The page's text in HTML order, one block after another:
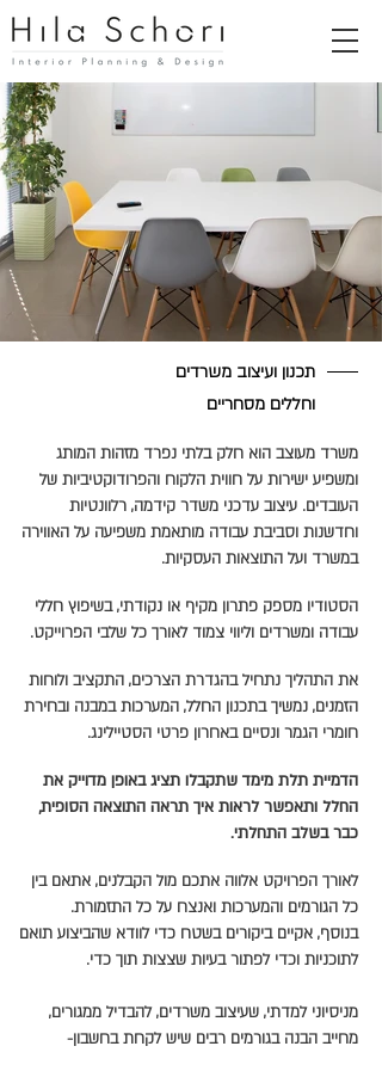
תכנון ועיצוב משרדים
וחללים מסחריים
משרד מעוצב הוא חלק בלתי נפרד מזהות המותג
ומשפיע ישירות על חווית הלקוח והפרודוקטיביות של
העובדים. עיצוב עדכני משדר קידמה, רלוונטיות
וחדשנות וסביבת עבודה מותאמת משפיעה על האווירה
במשרד ועל התוצאות העסקיות.
הסטודיו מספק פתרון מקיף או נקודתי, בשיפוץ חללי
עבודה ומשרדים וליווי צמוד לאורך כל שלבי הפרוייקט.
את התהליך נתחיל בהגדרת הצרכים, התקציב ולוחות
הזמנים, נמשיך בתכנון החלל, המערכות במבנה ובחירת
חומרי הגמר ונסיים באחרון פרטי הסטיילינג.
הדמיית תלת מימד שתקבלו תציג באופן מדוייק את
החלל ותאפשר לראות איך תראה התוצאה הסופית,
כבר בשלב התחלתי.
לאורך הפרויקט אלווה אתכם מול הקבלנים, אתאם בין
כל הגורמים והמערכות ואנצח על כל התזמורת.
בנוסף, אקיים ביקורים בשטח כדי לוודא שהביצוע תואם
לתוכניות וכדי לפתור בעיות שצצות תוך כדי.
מניסיוני למדתי, שעיצוב משרדים, להבדיל ממגורים,
מחייב הבנה בגורמים רבים שיש לקחת בחשבון-